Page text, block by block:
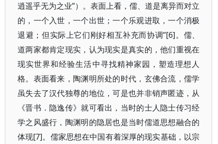
逍遥乎无为之业”）。表面上看，儒、道是离异而对立
的，一个入世，一个出世；一个乐观进取，一个消极
退避；但实际上它们刚好相互补充而协调”[6]。儒、
道两家都肯定现实，认为现实是真实的，他们重视在
现实世界和经验生活中寻找精神家园，塑造理想人
格。表面看来，陶渊明所处的时代，玄佛合流，儒学
虽失去了汉代独尊的地位，可是也并非销声匿迹，从
《晋书．隐逸传》就可看出，当时的士人隐士传习经
学之风盛行，陶渊明的隐居也是当时儒道思想融合的
体现[7]。儒家思想在中国有着深厚的现实基础，以宗